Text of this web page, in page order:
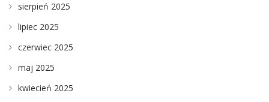
sierpień 2025
lipiec 2025
czerwiec 2025
maj 2025
kwiecień 2025